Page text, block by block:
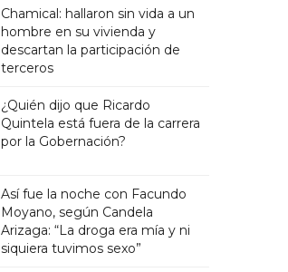
Chamical: hallaron sin vida a un
hombre en su vivienda y
descartan la participación de
terceros
¿Quién dijo que Ricardo
Quintela está fuera de la carrera
por la Gobernación?
Así fue la noche con Facundo
Moyano, según Candela
Arizaga: “La droga era mía y ni
siquiera tuvimos sexo”